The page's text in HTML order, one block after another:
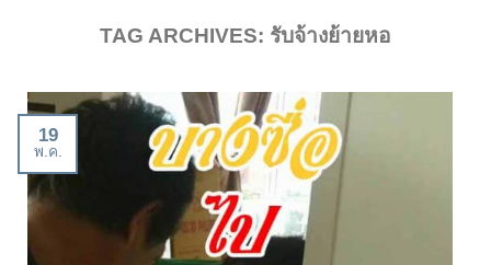
TAG ARCHIVES: รับจ้างย้ายหอ
19
พ.ค.